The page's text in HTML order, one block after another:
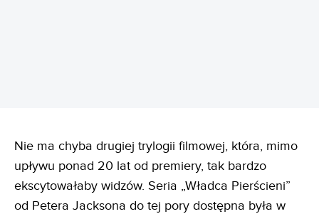
Nie ma chyba drugiej trylogii filmowej, która, mimo
upływu ponad 20 lat od premiery, tak bardzo
ekscytowałaby widzów. Seria „Władca Pierścieni”
od Petera Jacksona do tej pory dostępna była w